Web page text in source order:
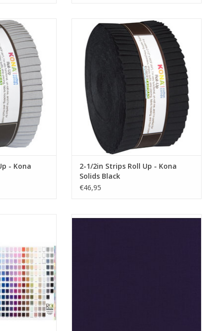
effen grijs
- Kona
jelly roll met effen zwarte strips
TOEVOEGEN AAN WINKELWAGEN
2-1/2in Strips Roll Up - Kona
Solids Black
€46,95
effen donker paars-blauwe stof